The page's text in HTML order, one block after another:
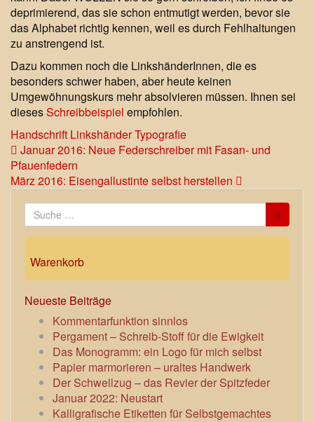
deprimierend, das sie schon entmutigt werden, bevor sie
das Alphabet richtig kennen, weil es durch Fehlhaltungen
zu anstrengend ist.
Dazu kommen noch die LinkshänderInnen, die es
besonders schwer haben, aber heute keinen
Umgewöhnungskurs mehr absolvieren müssen. Ihnen sei
diesesSchreibbeispiel empfohlen.
Handschrift LinkshänderTypografie
Beitragsnavigation
Januar 2016: Neue Federschreiber mit Fasan- und
Pfauenfedern
März 2016: Eisengallustinte selbst herstellen
Suche
nach:
Warenkorb
Neueste Beiträge
Kommentarfunktion sinnlos
Pergament – Schreib-Stoff für die Ewigkeit
Das Monogramm: ein Logo für mich selbst
Papier marmorieren – uraltes Handwerk
Der Schwellzug – das Revier der Spitzfeder
Januar 2022: Neustart
Kalligrafische Etiketten für Selbstgemachtes